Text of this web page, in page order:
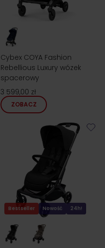
Cybex COYA Fashion
Rebellious Luxury wózek
spacerowy
3 599,00 zł
ZOBACZ
Bestseller Nowość 24h!